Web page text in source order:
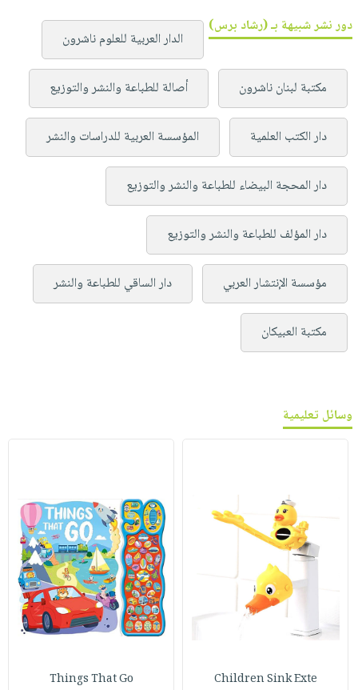
دور نشر شبيهة بـ (رشاد برس)
الدار العربية للعلوم ناشرون
مكتبة لبنان ناشرون أصالة للطباعة والنشر والتوزيع
دار الكتب العلمية المؤسسة العربية للدراسات والنشر
دار المحجة البيضاء للطباعة والنشر والتوزيع
دار المؤلف للطباعة والنشر والتوزيع
مؤسسة الإنتشار العربي دار الساقي للطباعة والنشر
مكتبة العبيكان
وسائل تعليمية
Children Sink Exte
Things That Go